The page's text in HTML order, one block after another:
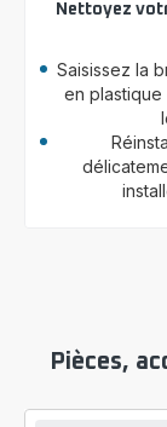
Nettoyez
Saisissez la
en
Pièces,